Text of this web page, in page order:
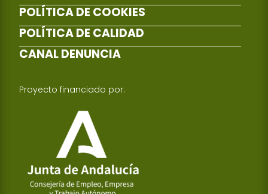
POLÍTICA DE COOKIES
POLÍTICA DE CALIDAD
CANAL DENUNCIA
Proyecto financiado por: